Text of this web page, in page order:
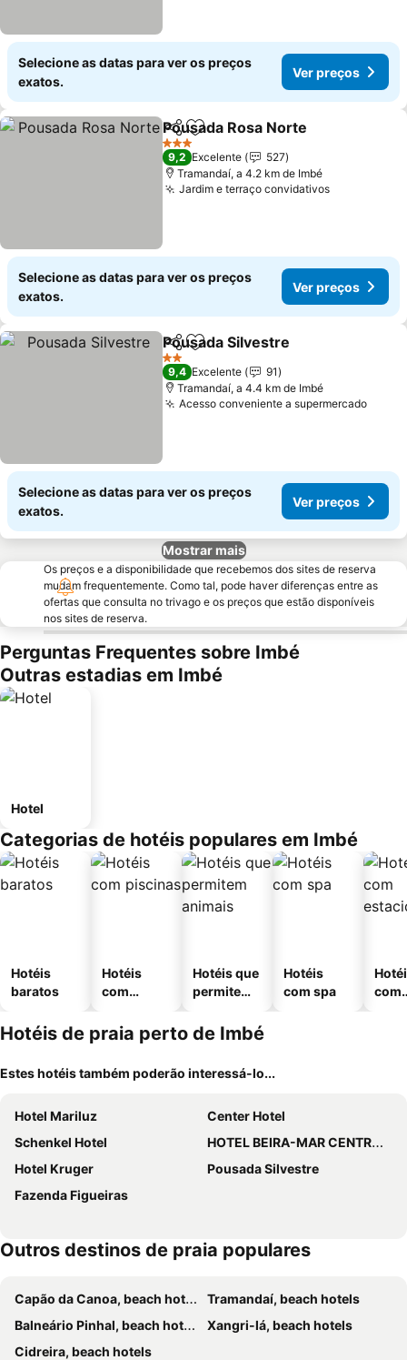
Selecione as datas para ver os preços
exatos.
Ver preços
PartilharAdicionar aos favoritos
Pousada Rosa Norte
3 Estrelas
9,2 Excelente
527
Tramandaí, a 4.2 km de Imbé
Jardim e terraço convidativosVer preços
Selecione as datas para ver os preços
exatos.
Ver preços
PartilharAdicionar aos favoritos
Pousada Silvestre
2 Estrelas
9,4 Excelente
91
Tramandaí, a 4.4 km de Imbé
Acesso conveniente a supermercadoVer
Selecione as datas para ver os preços
exatos.
Ver preços
Mostrar mais
Os preços e a disponibilidade que recebemos dos sites de reserva
mudam frequentemente. Como tal, pode haver diferenças entre as
ofertas que consulta no trivago e os preços que estão disponíveis
nos sites de reserva.
Perguntas Frequentes sobre Imbé
Outras estadias em Imbé
Hotel
Categorias de hotéis populares em Imbé
Hotéis
baratos
Hotéis
com
Hotéis que
permitem
Hotéis
com spa
com
Hotéis de praia perto de Imbé
Estes hotéis também poderão interessá-lo...
Hotel Mariluz
Center Hotel
Schenkel Hotel
HOTEL BEIRA-MAR CENTRO DE EVENTOS
Hotel Kruger
Pousada Silvestre
Fazenda Figueiras
Outros destinos de praia populares
Capão da Canoa, beach hotels
Tramandaí, beach hotels
Balneário Pinhal, beach hotels
Xangri-lá, beach hotels
Cidreira, beach hotels